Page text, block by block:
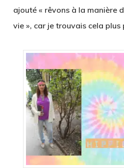
ajouté « rêvons à la manière
vie », car je trouvais cela plus